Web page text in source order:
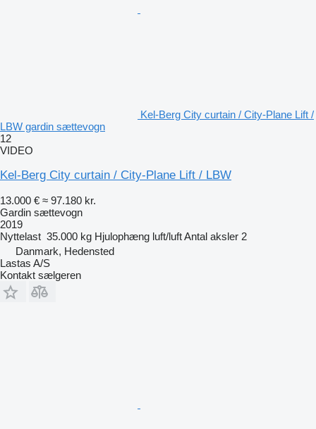
Kel-Berg City curtain / City-Plane Lift /
LBW gardin sættevogn
12
VIDEO
Kel-Berg City curtain / City-Plane Lift / LBW
13.000 € ≈ 97.180 kr.
Gardin sættevogn
2019
Nyttelast 35.000 kg Hjulophæng luft/luftAntal aksler 2
Danmark, Hedensted
Lastas A/S
Kontakt sælgeren